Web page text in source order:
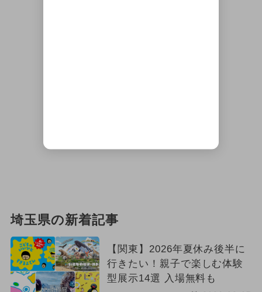
埼玉県の新着記事
【関東】2026年夏休み後半に
行きたい！親子で楽しむ体験
型展示14選 入場無料も